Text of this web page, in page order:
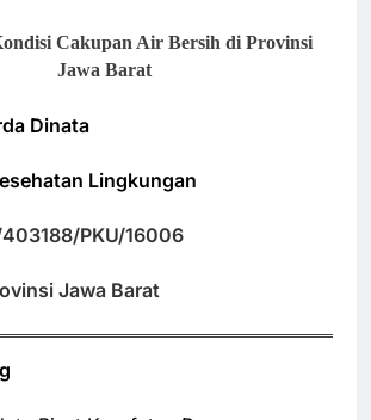
Cakupan Air Bersih di Provinsi
Jawa Barat
Dinata
Lingkungan
PKU/16006
Jawa Barat